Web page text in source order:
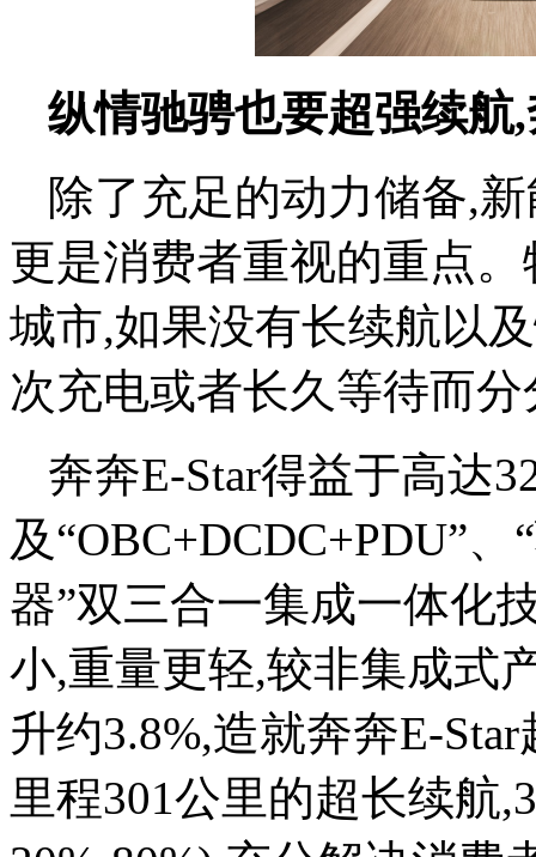
纵情驰骋也要超强续航
除了充足的动力储备,
更是消费者重视的重点
城市,如果没有长续航以
次充电或者长久等待而
奔奔E-Star得益于高达
及“OBC+DCDC+PDU”
器”双三合一集成一体化
小,重量更轻,较非集成式
升约3.8%,造就奔奔E-
里程301公里的超长续航